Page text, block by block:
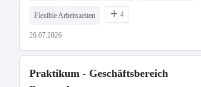
Flexible Arbeitszeiten 4
26.07.2026
Praktikum - Geschäftsbereich